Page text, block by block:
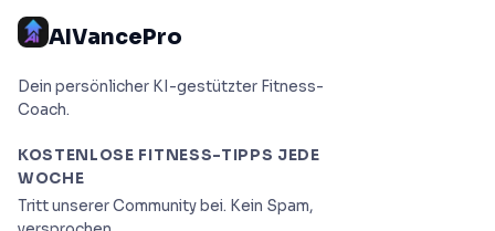
AIVancePro
Dein persönlicher KI-gestützter Fitness-
Coach.
KOSTENLOSE FITNESS-TIPPS JEDE
WOCHE
Tritt unserer Community bei. Kein Spam,